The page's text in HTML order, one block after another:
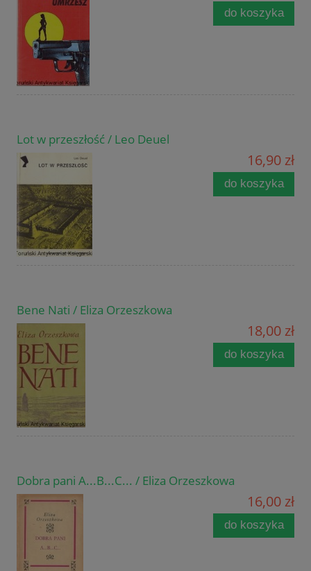
do koszyka
Lot w przeszłość / Leo Deuel
16,90 zł
do koszyka
Bene Nati / Eliza Orzeszkowa
18,00 zł
do koszyka
Dobra pani A...B...C... / Eliza Orzeszkowa
16,00 zł
do koszyka